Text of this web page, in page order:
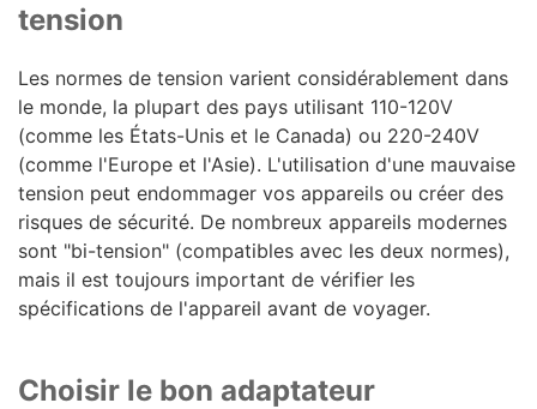
tension
Les normes de tension varient considérablement dans
le monde, la plupart des pays utilisant 110-120V
(comme les États-Unis et le Canada) ou 220-240V
(comme l'Europe et l'Asie). L'utilisation d'une mauvaise
tension peut endommager vos appareils ou créer des
risques de sécurité. De nombreux appareils modernes
sont "bi-tension" (compatibles avec les deux normes),
mais il est toujours important de vérifier les
spécifications de l'appareil avant de voyager.
Choisir le bon adaptateur